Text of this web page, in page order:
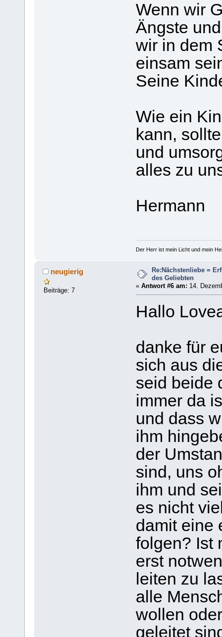
Wenn wir
Ängste
wir in dem
einsam
Seine
Wie ein
kann,
und
alles zu
Hermann
Der Herr ist mein Licht und mein
neugierig
Beiträge: 7
Re:Nächstenliebe =
des Geliebten
« Antwort #6 am: 14.
Hallo
danke für
sich aus
seid beide
immer da
und dass
ihm
der
sind, uns
ihm und
es nicht
damit eine
folgen? Ist
erst
leiten zu
alle
wollen
geleitet